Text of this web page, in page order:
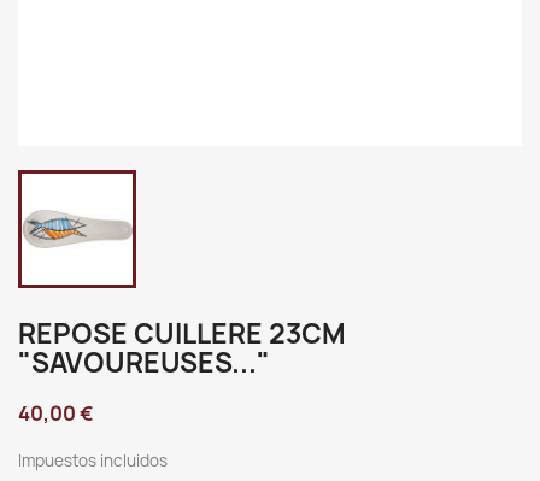
REPOSE CUILLERE 23CM
"SAVOUREUSES..."
40,00 €
Impuestos incluidos